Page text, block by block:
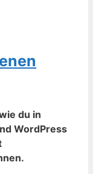
du in
WordPress